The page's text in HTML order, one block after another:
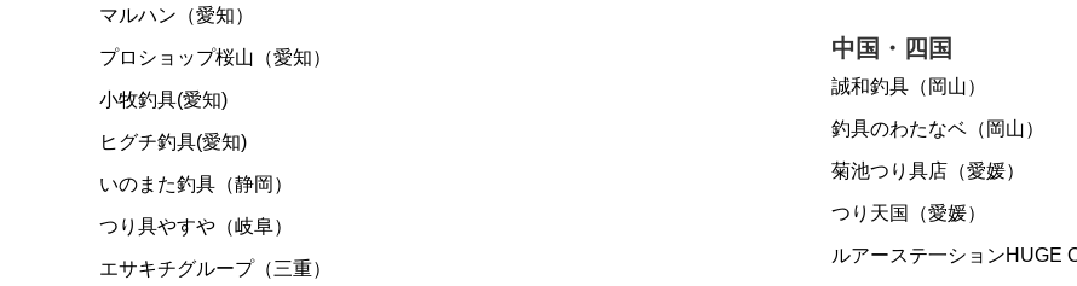
マルハン（愛知）
プロショップ桜山（愛知）
小牧釣具(愛知)
ヒグチ釣具(愛知)
いのまた釣具（静岡）
つり具やすや（岐阜）
エサキチグループ（三重）
中国・四国
誠和釣具（岡山）
釣具のわたなベ（岡山）
菊池つり具店（愛媛）
つり天国（愛媛）
ルアーステ一ションHUGE